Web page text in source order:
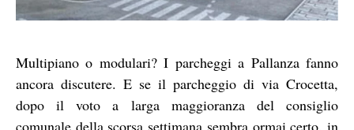
Multipiano o modulari? I parcheggi a Pallanza fanno
ancora discutere. E se il parcheggio di via Crocetta,
dopo il voto a larga maggioranza del consiglio
comunale della scorsa settimana sembra ormai certo, in